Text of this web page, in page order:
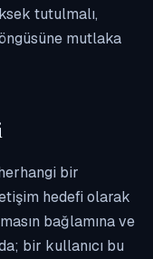
tutulmalı,
mutlaka
bir
hedefi olarak
bağlamına ve
bir kullanıcı bu